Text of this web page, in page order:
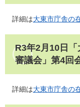
詳細は大東市庁舎の
R3年2月10日
審議会」第4回
詳細は大東市庁舎の